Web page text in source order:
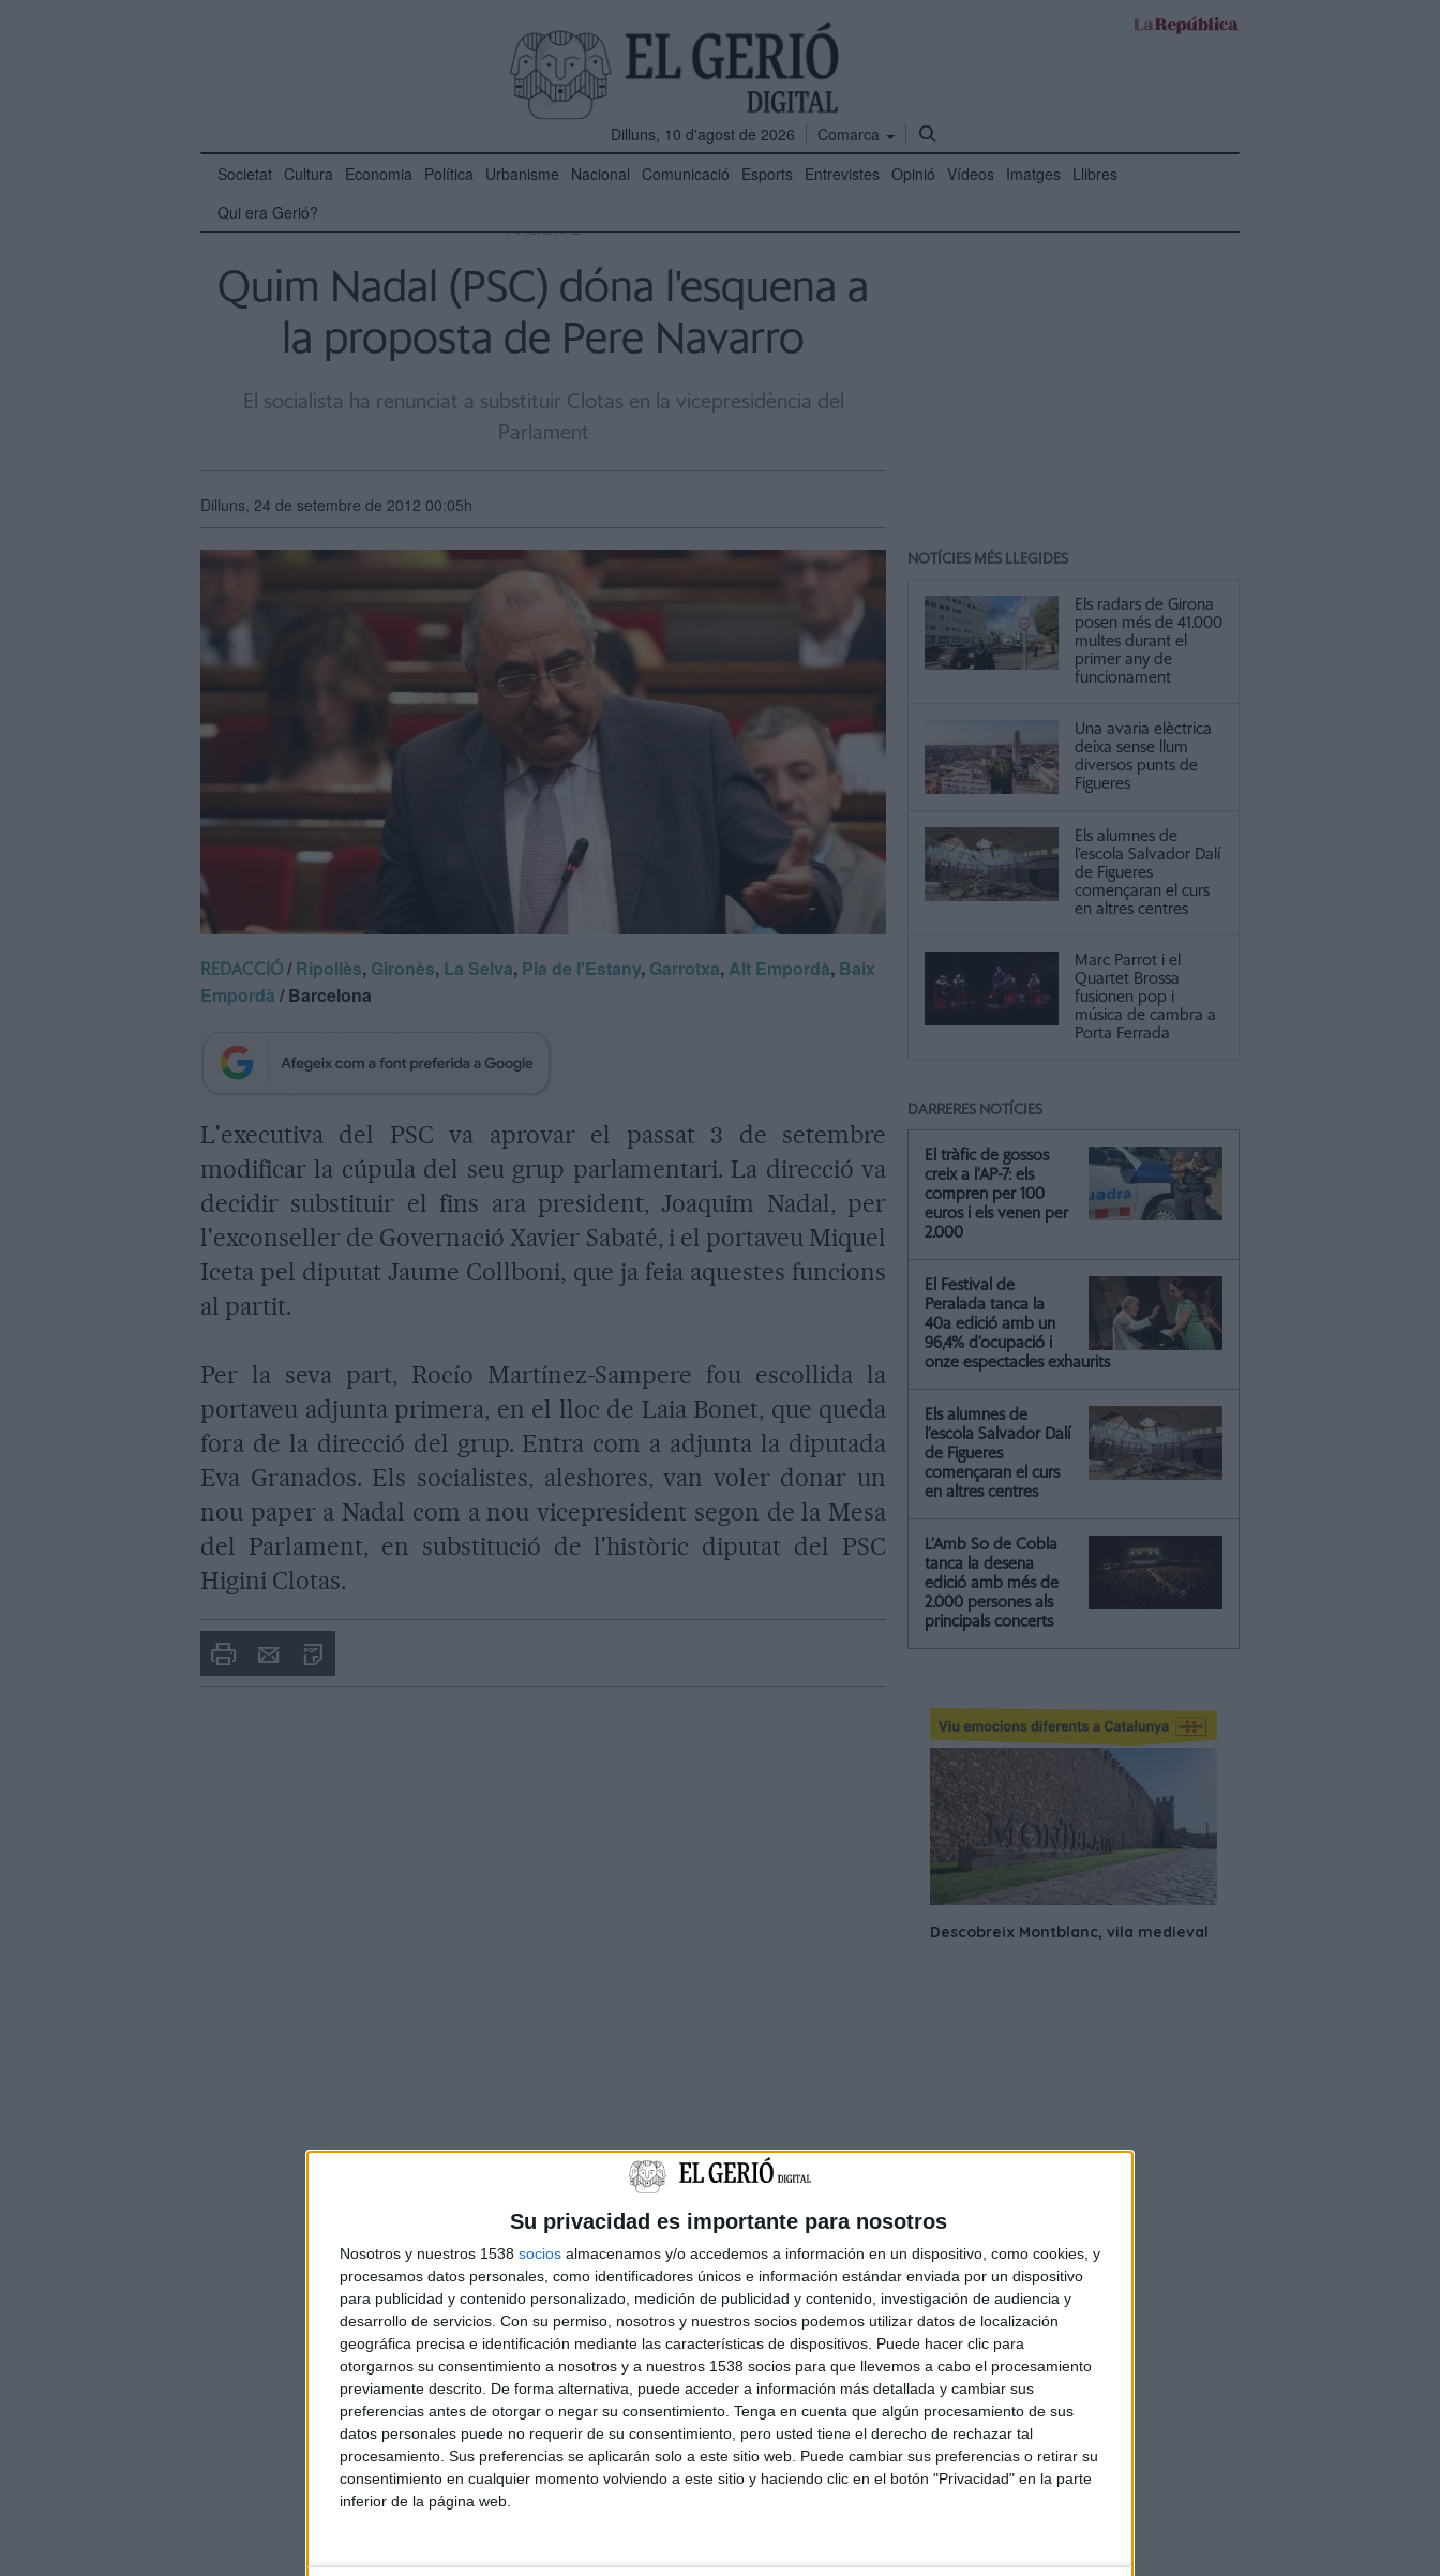
Su privacidad es importante para nosotros
Nosotros y nuestros 1538 socios almacenamos y/o accedemos a información en un dispositivo, como cookies, y
procesamos datos personales, como identificadores únicos e información estándar enviada por un dispositivo
para publicidad y contenido personalizado, medición de publicidad y contenido, investigación de audiencia y
desarrollo de servicios. Con su permiso, nosotros y nuestros socios podemos utilizar datos de localización
geográfica precisa e identificación mediante las características de dispositivos. Puede hacer clic para
otorgarnos su consentimiento a nosotros y a nuestros 1538 socios para que llevemos a cabo el procesamiento
previamente descrito. De forma alternativa, puede acceder a información más detallada y cambiar sus
preferencias antes de otorgar o negar su consentimiento. Tenga en cuenta que algún procesamiento de sus
datos personales puede no requerir de su consentimiento, pero usted tiene el derecho de rechazar tal
procesamiento. Sus preferencias se aplicarán solo a este sitio web. Puede cambiar sus preferencias o retirar su
consentimiento en cualquier momento volviendo a este sitio y haciendo clic en el botón "Privacidad" en la parte
inferior de la página web.
Dilluns, 10 d'agost de 2026
Comarca
Societat Cultura Economia Política Urbanisme Nacional Comunicació Esports Entrevistes Opinió Vídeos Imatges Llibres
Qui era Gerió?
NACIONAL
Quim Nadal (PSC) dóna l'esquena a
la proposta de Pere Navarro
El socialista ha renunciat a substituir Clotas en la vicepresidència del
Parlament
Dilluns, 24 de setembre de 2012 00:05h
REDACCIÓ /Ripollès, Gironès, La Selva, Pla de l'Estany, Garrotxa, Alt Empordà, Baix
Empordà / Barcelona
L'executiva del PSC va aprovar el passat 3 de setembre
modificar la cúpula del seu grup parlamentari. La direcció va
decidir substituir el fins ara president, Joaquim Nadal, per
l'exconseller de Governació Xavier Sabaté, i el portaveu Miquel
Iceta pel diputat Jaume Collboni, que ja feia aquestes funcions
al partit.
Per la seva part, Rocío Martínez-Sampere fou escollida la
portaveu adjunta primera, en el lloc de Laia Bonet, que queda
fora de la direcció del grup. Entra com a adjunta la diputada
Eva Granados. Els socialistes, aleshores, van voler donar un
nou paper a Nadal com a nou vicepresident segon de la Mesa
del Parlament, en substitució de l'històric diputat del PSC
Higini Clotas.
Envia
un
NOTÍCIES MÉS LLEGIDES
Els radars de Girona
posen més de 41.000
multes durant el
primer any de
funcionament
Una avaria elèctrica
deixa sense llum
diversos punts de
Figueres
Els alumnes de
l’escola Salvador Dalí
de Figueres
començaran el curs
en altres centres
Marc Parrot i el
Quartet Brossa
fusionen pop i
música de cambra a
Porta Ferrada
DARRERES NOTÍCIES
El tràfic de gossos
creix a l’AP-7: els
compren per 100
euros i els venen per
2.000
El Festival de
Peralada tanca la
40a edició amb un
96,4% d’ocupació i
onze espectacles exhaurits
Els alumnes de
l’escola Salvador Dalí
de Figueres
començaran el curs
en altres centres
L’Amb So de Cobla
tanca la desena
edició amb més de
2.000 persones als
principals concerts